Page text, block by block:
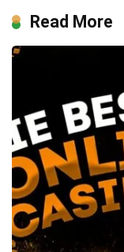
Read More